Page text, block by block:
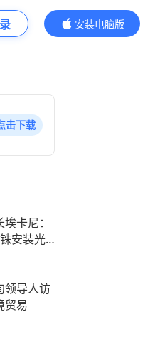
安装电脑版
内容更精彩
击下载
卡尼：
安装光
费
领导人访
贸易